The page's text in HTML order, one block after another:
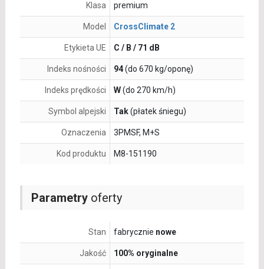
Parametryoferty
Stan fabrycznie nowe
Jakość 100% oryginalne
Klasa premium
Model CrossClimate 2
Etykieta UE C / B / 71 dB
Indeks nośności 94(do 670 kg/oponę)
Indeks prędkości W(do 270 km/h)
Symbol alpejski Tak(płatek śniegu)
Oznaczenia 3PMSF, M+S
Kod produktu M8-151190